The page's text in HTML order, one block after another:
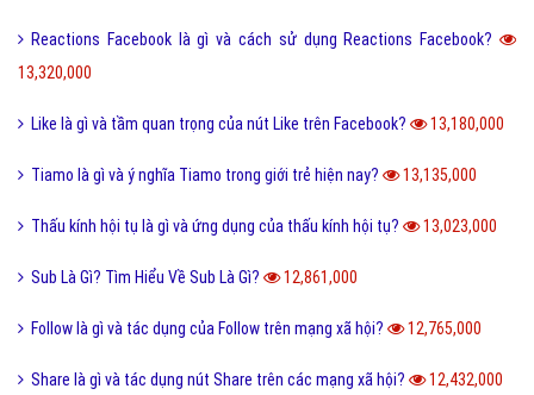
Reactions Facebook là gì và cách sử dụng Reactions Facebook?
13,320,000
Like là gì và tầm quan trọng của nút Like trên Facebook? 13,180,000
Tiamo là gì và ý nghĩa Tiamo trong giới trẻ hiện nay? 13,135,000
Thấu kính hội tụ là gì và ứng dụng của thấu kính hội tụ? 13,023,000
Sub Là Gì? Tìm Hiểu Về Sub Là Gì? 12,861,000
Follow là gì và tác dụng của Follow trên mạng xã hội? 12,765,000
Share là gì và tác dụng nút Share trên các mạng xã hội? 12,432,000